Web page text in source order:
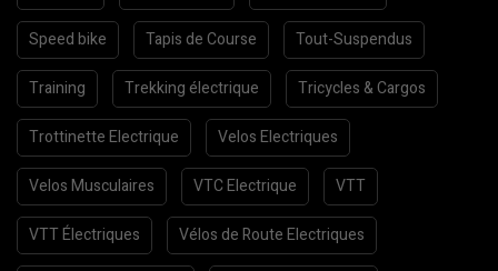
Speed bike Tapis de Course Tout-Suspendus
Training Trekking électrique Tricycles & Cargos
Trottinette Electrique Velos Electriques
Velos Musculaires VTC Electrique VTT
VTT Électriques Vélos de Route Electriques